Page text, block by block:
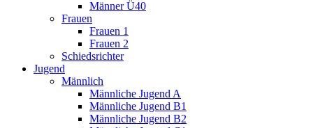
Männer Ü40
Frauen
Frauen 1
Frauen 2
Schiedsrichter
Jugend
Männlich
Männliche Jugend A
Männliche Jugend B1
Männliche Jugend B2